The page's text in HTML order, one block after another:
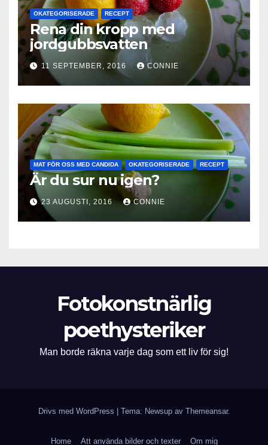
OKATEGORISERADE RECEPT
Rena din kropp med
jordgubbsvatten
11 SEPTEMBER, 2016 CONNIE
MAT FÖR OSS MED CANDIDA OKATEGORISERADE RECEPT
Är du sur nu igen?
23 AUGUSTI, 2016 CONNIE
Fotokonstnärlig
poethysteriker
Man borde räkna varje dag som ett liv för sig!
Drivs med WordPress Tema: Newsup av Themeansar.
Home Att använda bilder och texter Om mig